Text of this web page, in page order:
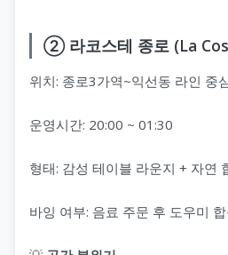
② 라코스테 종로 (La
위치: 종로3가역~익선동 라인 중
운영시간: 20:00 ~ 01:30
형태: 감성 테이블 라운지 + 자연
바잉 여부: 음료 주문 후 도우미